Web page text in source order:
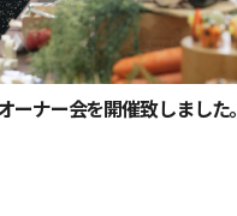
ーナー会を開催致しました。